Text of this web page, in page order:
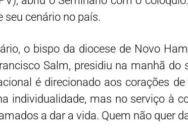
cenário no país.
o bispo da diocese de Novo
Salm, presidiu na manhã do
é direcionado aos corações
individualidade, mas no serviço à
a dar a vida. Quem não quer